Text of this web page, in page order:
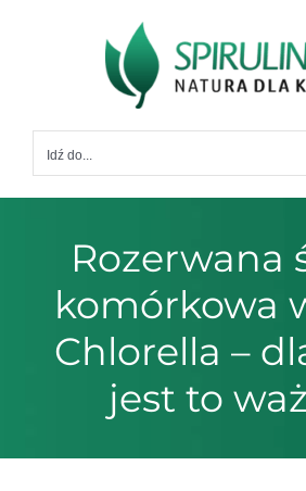
Idź do...
Rozerwana
komórkowa
Chlorella –
jest to